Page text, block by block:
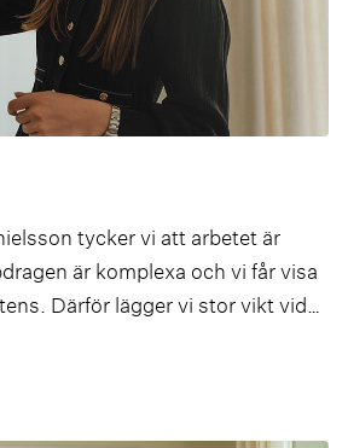
tycker vi att arbetet är
är komplexa och vi får visa
Därför lägger vi stor vikt vid
som ständigt vill utvecklas
med det erbjuder vi